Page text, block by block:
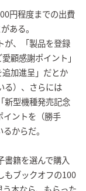
円程度までの出費
ある。
が、「製品を登録
顧感謝ポイント」
加進呈」だとか
る）、さらには
新型機種発売記念
イントを（勝手
からだ。
書籍を選んで購入
もブックオフの100